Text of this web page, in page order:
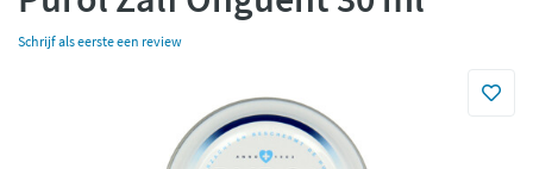
Schrijf als eerste een review